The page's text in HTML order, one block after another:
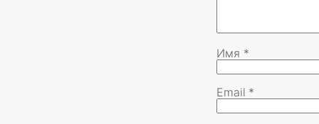
Имя *
Email *